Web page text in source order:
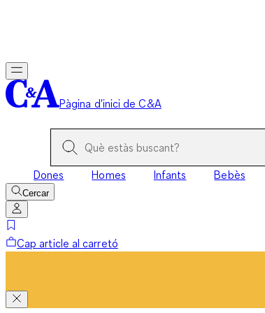
Pàgina d'inici de C&A
Dones Homes Infants Bebès
Cercar
Cap article al carretó